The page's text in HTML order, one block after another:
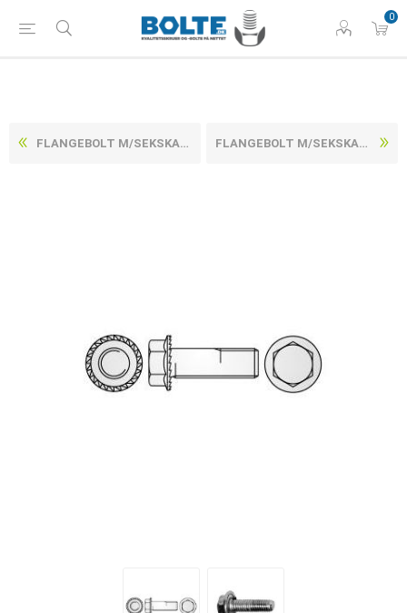
0
FLANGEBOLT M/SEKSKANTET HOVED ZINKFLAKE BEHANDLET (FLZN/TL 480H) HÆRDET STÅL KL. 100 M12X45 (100 STK) FLANGEBOLT M/SEKSKANTET HOVED ZINKFLAKE BEHANDLET (FLZN/TL 480H) HÆRDET STÅL KL. 100 M16X25 (50 STK)